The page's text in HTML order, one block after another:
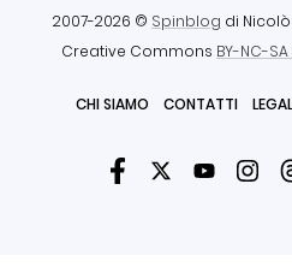
2007-2026 © Spinblog di
Creative Commons BY-NC-SA
CHI SIAMO CONTATTI LEGAL